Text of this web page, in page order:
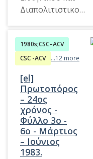
Διαπολιτιστικού
ονομασία
αντανακλά τη
του εκδότη κατά
το έτος έκδοσης.
1980s;CSC–ACV
CSC -ACV
...12 more
[el]
Πρωτοπόρος
– 24ος
χρόνος -
Φύλλο 3ο -
6ο - Μάρτιος
– Ιούνιος
1983.